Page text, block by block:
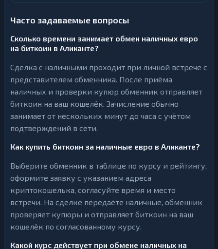
Часто задаваемые вопросы
Сколько времени занимает обмен наличных евро
на биткоин в Аликанте?
Сделка с наличными проходит при личной встрече с
представителем обменника. После приёма
наличных и проверки купюр обменник отправляет
биткоин на ваш кошелёк. Зачисление обычно
занимает от нескольких минут до часа с учётом
подтверждений в сети.
Как купить биткоин за наличные евро в Аликанте?
Выберите обменник в таблице по курсу и рейтингу,
оформите заявку с указанием адреса
криптокошелька, согласуйте время и место
встречи. На сделке передаёте наличные, обменник
проверяет купюры и отправляет биткоин на ваш
кошелёк по согласованному курсу.
Какой курс действует при обмене наличных на